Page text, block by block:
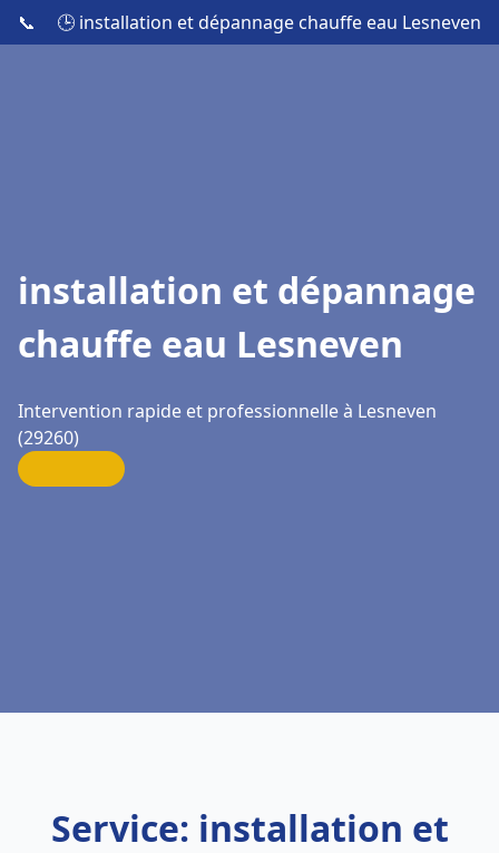
📞 🕒 installation et dépannage chauffe eau Lesneven
installation et dépannage
chauffe eau Lesneven
Intervention rapide et professionnelle à Lesneven
(29260)
Service: installation et